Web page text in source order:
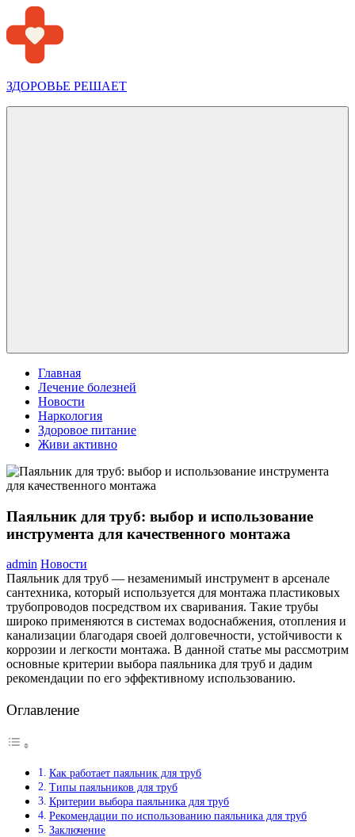
Перейти
к
содержимому
ЗДОРОВЬЕ РЕШАЕТ
Главная
Лечение болезней
Новости
Наркология
Здоровое питание
Живи активно
Паяльник для труб: выбор и использование
инструмента для качественного монтажа
admin Новости
Паяльник для труб — незаменимый инструмент в арсенале
сантехника, который используется для монтажа пластиковых
трубопроводов посредством их сваривания. Такие трубы
широко применяются в системах водоснабжения, отопления и
канализации благодаря своей долговечности, устойчивости к
коррозии и легкости монтажа. В данной статье мы рассмотрим
основные критерии выбора паяльника для труб и дадим
рекомендации по его эффективному использованию.
Оглавление
Как работает паяльник для труб
Типы паяльников для труб
Критерии выбора паяльника для труб
Рекомендации по использованию паяльника для труб
Заключение